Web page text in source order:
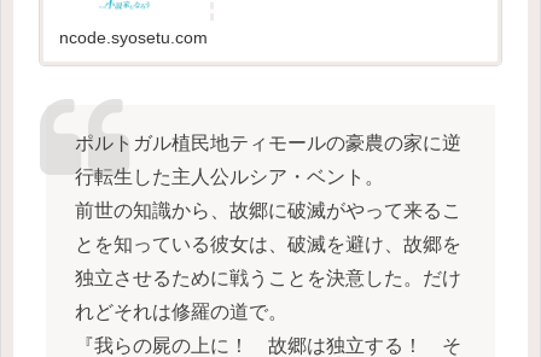
ncode.syosetu.com
ポルトガル植民地ティモールの豪農の家に逆
行転生した主人公ルシア・ベント。
前世の知識から、故郷に破滅がやって来るこ
とを知っている彼女は、破滅を避け、故郷を
独立させるために戦うことを決意した。だけ
れどそれは修羅の道で。
『我らの屍の上に！ 故郷は独立する！ そ